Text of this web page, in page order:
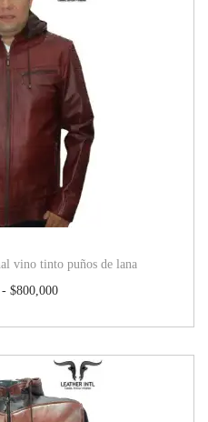
vino tinto puños de lana
- $800,000